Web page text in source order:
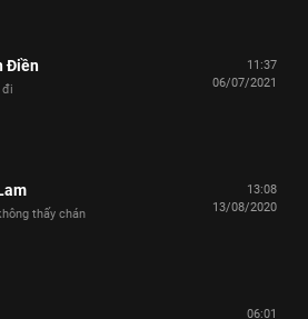
Điền
đi
11:37
06/07/2021
thấy chán
13:08
13/08/2020
06:01